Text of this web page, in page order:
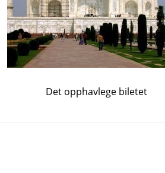
Det opphavlege biletet